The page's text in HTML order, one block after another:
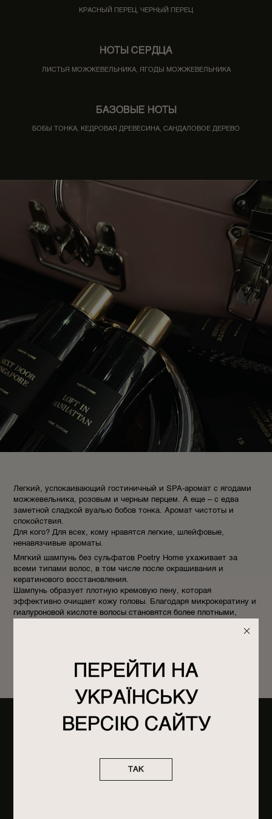
КРАСНЫЙ ПЕРЕЦ, ЧЕРНЫЙ ПЕРЕЦ
НОТЫ СЕРДЦА
ЛИСТЬЯ МОЖЖЕВЕЛЬНИКА, ЯГОДЫ МОЖЖЕВЕЛЬНИКА
БАЗОВЫЕ НОТЫ
БОБЫ ТОНКА, КЕДРОВАЯ ДРЕВЕСИНА, САНДАЛОВОЕ ДЕРЕВО
Легкий, успокаивающий гостиничный и SPA-аромат с ягодами
можжевельника, розовым и черным перцем. А еще – с едва
заметной сладкой вуалью бобов тонка. Аромат чистоты и
спокойствия.
Для кого? Для всех, кому нравятся легкие, шлейфовые,
ненавязчивые ароматы.
Мягкий шампунь без сульфатов Poetry Home ухаживает за
всеми типами волос, в том числе после окрашивания и
кератинового восстановления.
Шампунь образует плотную кремовую пену, которая
эффективно очищает кожу головы. Благодаря микрокератину и
гиалуроновой кислоте волосы становятся более плотными,
Смягчающие органические компоненты оставляют на волосах
juniperus virginiana oil, propylene glycol, sodium benzoate,
ПЕРЕЙТИ НА
УКРАЇНСЬКУ
ВЕРСІЮ САЙТУ
ТАК